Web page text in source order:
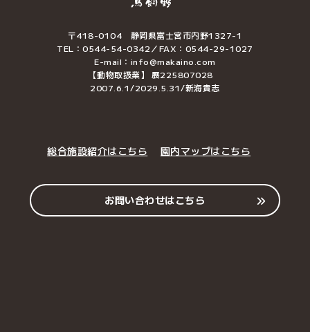
〒418-0104 静岡県富士宮市内野1327-1
TEL：0544-54-0342／FAX：0544-29-1027
E-mail：info@makaino.com
【動物取扱業】 展225807028
2007.6.1/2029.5.31/新海貴志
総合施設紹介はこちら 園内マップはこちら
お問い合わせはこちら